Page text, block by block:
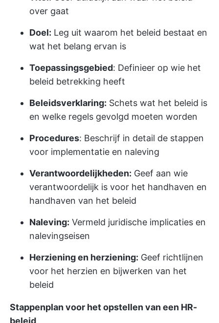
over gaat
Doel: Leg uit waarom het beleid bestaat en
wat het belang ervan is
Toepassingsgebied: Definieer op wie het
beleid betrekking heeft
Beleidsverklaring: Schets wat het beleid is
en welke regels gevolgd moeten worden
Procedures: Beschrijf in detail de stappen
voor implementatie en naleving
Verantwoordelijkheden: Geef aan wie
verantwoordelijk is voor het handhaven en
handhaven van het beleid
Naleving: Vermeld juridische implicaties en
nalevingseisen
Herziening en herziening: Geef richtlijnen
voor het herzien en bijwerken van het
beleid
Stappenplan voor het opstellen van een HR-
beleid